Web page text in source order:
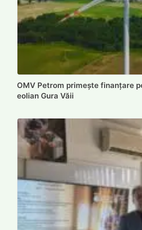
OMV Petrom primește finanțare
eolian Gura Văii